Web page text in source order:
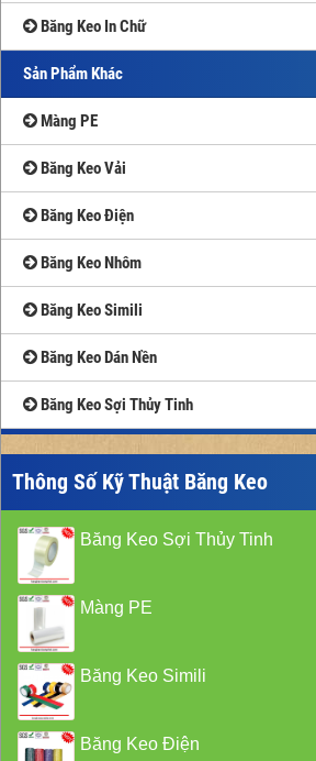
Băng Keo In Chữ
Sản Phẩm Khác
Màng PE
Băng Keo Vải
Băng Keo Điện
Băng Keo Nhôm
Băng Keo Simili
Băng Keo Dán Nền
Băng Keo Sợi Thủy Tinh
Thông Số Kỹ Thuật Băng Keo
Băng Keo Sợi Thủy Tinh
Màng PE
Băng Keo Simili
Băng Keo Điện